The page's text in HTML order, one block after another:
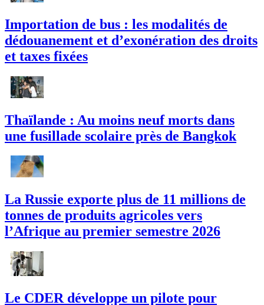
Importation de bus : les modalités de
dédouanement et d’exonération des droits
et taxes fixées
Thaïlande : Au moins neuf morts dans
une fusillade scolaire près de Bangkok
La Russie exporte plus de 11 millions de
tonnes de produits agricoles vers
l’Afrique au premier semestre 2026
Le CDER développe un pilote pour